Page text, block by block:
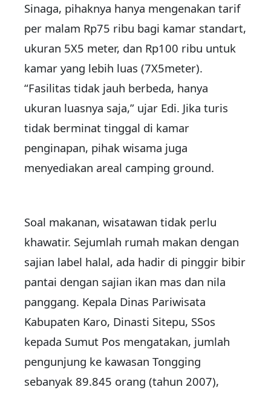
Sinaga, pihaknya hanya mengenakan tarif
per malam Rp75 ribu bagi kamar standart,
ukuran 5X5 meter, dan Rp100 ribu untuk
kamar yang lebih luas (7X5meter).
“Fasilitas tidak jauh berbeda, hanya
ukuran luasnya saja,” ujar Edi. Jika turis
tidak berminat tinggal di kamar
penginapan, pihak wisama juga
menyediakan areal camping ground.
Soal makanan, wisatawan tidak perlu
khawatir. Sejumlah rumah makan dengan
sajian label halal, ada hadir di pinggir bibir
pantai dengan sajian ikan mas dan nila
panggang. Kepala Dinas Pariwisata
Kabupaten Karo, Dinasti Sitepu, SSos
kepada Sumut Pos mengatakan, jumlah
pengunjung ke kawasan Tongging
sebanyak 89.845 orang (tahun 2007),